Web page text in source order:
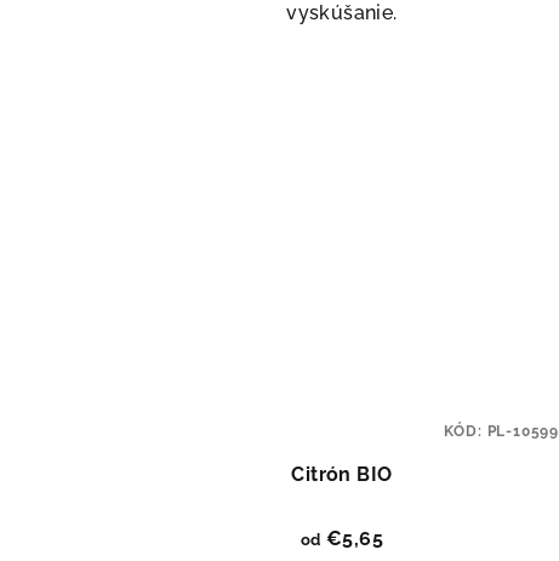
vyskúšanie.
Citrón BIO
od €5,65
KÓD: PL-10599